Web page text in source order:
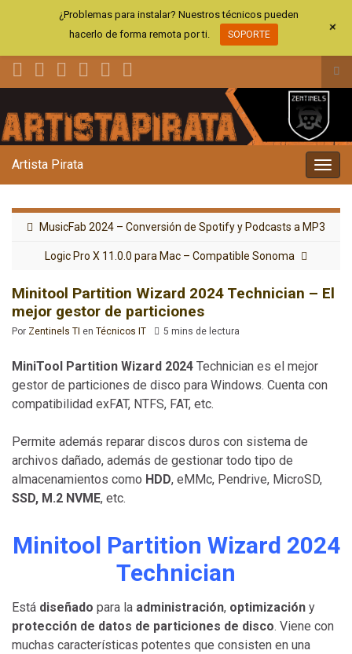
el
la
Artista Pirata
MusicFab 2024 – Conversión de Spotify y Podcasts a MP3
Logic Pro X 11.0.0 para Mac – Compatible Sonoma
Minitool Partition Wizard 2024 Technician – El
mejor gestor de particiones
Por Zentinels TI en Técnicos IT 5 mins de lectura
MiniTool Partition Wizard 2024 Technician es el mejor
gestor de particiones de disco para Windows. Cuenta con
compatibilidad exFAT, NTFS, FAT, etc.
Permite además reparar discos duros con sistema de
archivos dañado, además de gestionar todo tipo de
almacenamientos como HDD, eMMc, Pendrive, MicroSD,
SSD, M.2 NVME, etc.
Minitool Partition Wizard 2024
Technician
Está diseñado para la administración, optimización y
protección de datos de particiones de disco. Viene con
muchas características potentes que consisten en una
¿Problemas para instalar? Nuestros técnicos pueden
hacerlo de forma remota por ti.
SOPORTE +